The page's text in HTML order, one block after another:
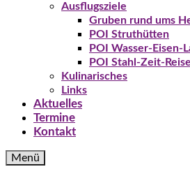
Ausflugsziele
Gruben rund ums
POI Struthütten
POI Wasser-Eisen-
POI Stahl-Zeit-
Kulinarisches
Links
Aktuelles
Termine
Kontakt
Menü